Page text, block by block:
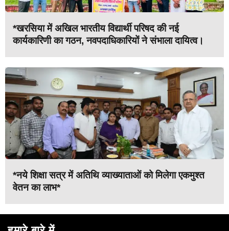
*खरसिया में अखिल भारतीय विद्यार्थी परिषद की नई
कार्यकारिणी का गठन, नवपदाधिकारियों ने संभाला दायित्व।
*नये शिक्षा सत्र में अतिथि व्याख्याताओं को मिलेगा एकमुश्त
वेतन का लाभ*